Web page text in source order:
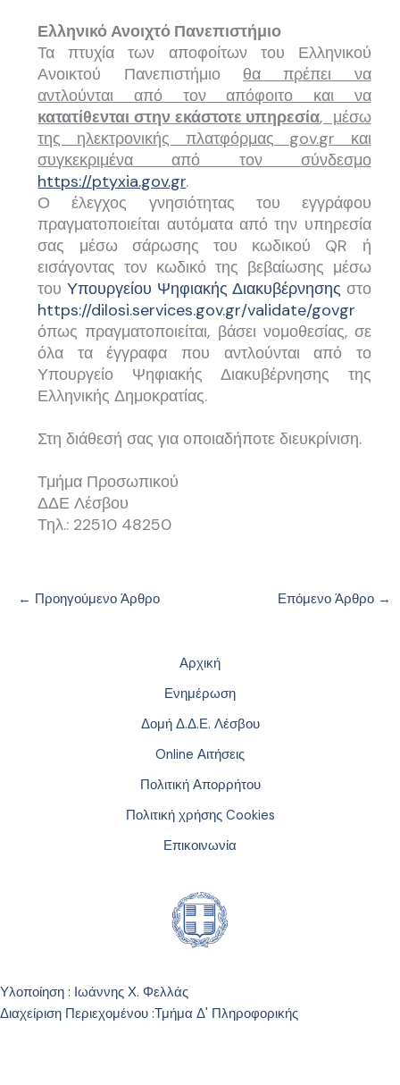
Ελληνικό Ανοιχτό Πανεπιστήμιο
Τα πτυχία των αποφοίτων του Ελληνικού
Ανοικτού Πανεπιστήμιο θα πρέπει να
αντλούνται από τον απόφοιτο και να
κατατίθενται στην εκάστοτε υπηρεσία, μέσω
της ηλεκτρονικής πλατφόρμας gov.gr και
συγκεκριμένα από τον σύνδεσμο
https://ptyxia.gov.gr.
Ο έλεγχος γνησιότητας του εγγράφου
πραγματοποιείται αυτόματα από την υπηρεσία
σας μέσω σάρωσης του κωδικού QR ή
εισάγοντας τον κωδικό της βεβαίωσης μέσω
του Υπουργείου Ψηφιακής Διακυβέρνησης στο
https://dilosi.services.gov.gr/validate/govgr
όπως πραγματοποιείται, βάσει νομοθεσίας, σε
όλα τα έγγραφα που αντλούνται από το
Υπουργείο Ψηφιακής Διακυβέρνησης της
Ελληνικής Δημοκρατίας.
Στη διάθεσή σας για οποιαδήποτε διευκρίνιση.
Τμήμα Προσωπικού
ΔΔΕ Λέσβου
Τηλ.: 22510 48250
← Προηγούμενο Άρθρο Επόμενο Άρθρο →
Αρχική
Ενημέρωση
Δομή Δ.Δ.Ε. Λέσβου
Online Αιτήσεις
Πολιτική Απορρήτου
Πολιτική χρήσης Cookies
Επικοινωνία
Υλοποίηση : Ιωάννης Χ. Φελλάς
Διαχείριση Περιεχομένου :Τμήμα Δ' Πληροφορικής